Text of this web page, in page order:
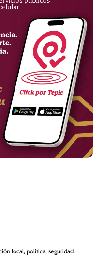
local, política, seguridad,